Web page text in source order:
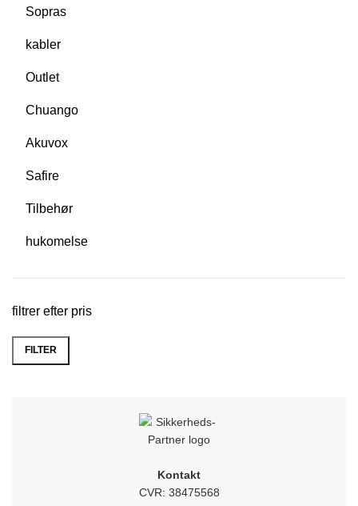
Sopras
kabler
Outlet
Chuango
Akuvox
Safire
Tilbehør
hukomelse
filtrer efter pris
FILTER
Kontakt
CVR: 38475568